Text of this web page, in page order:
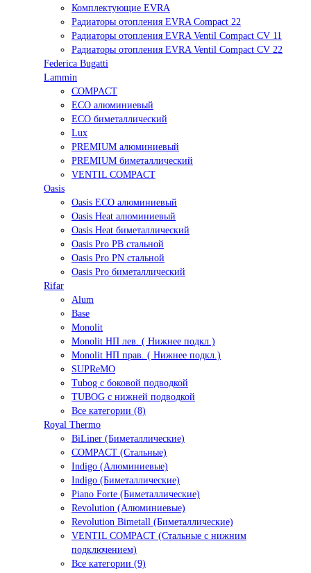
Комплектующие EVRA
Радиаторы отопления EVRA Compact 22
Радиаторы отопления EVRA Ventil Compact CV 11
Радиаторы отопления EVRA Ventil Compact CV 22
Federica Bugatti
Lammin
COMPACT
ECO алюминиевый
ECO биметаллический
Lux
PREMIUM алюминиевый
PREMIUM биметаллический
VENTIL COMPACT
Oasis
Oasis ECO алюминиевый
Oasis Heat алюминиевый
Oasis Heat биметаллический
Oasis Pro PB стальной
Oasis Pro PN стальной
Oasis Pro биметаллический
Rifar
Alum
Base
Monolit
Monolit НП лев. ( Нижнее подкл.)
Monolit НП прав. ( Нижнее подкл.)
SUPReMO
Tubog с боковой подводкой
TUBOG с нижней подводкой
Все категории (8)
Royal Thermo
BiLiner (Биметаллические)
COMPACT (Стальные)
Indigo (Алюминиевые)
Indigo (Биметаллические)
Piano Forte (Биметаллические)
Revolution (Алюминиевые)
Revolution Bimetall (Биметаллические)
VENTIL COMPACT (Стальные с нижним
подключением)
Все категории (9)